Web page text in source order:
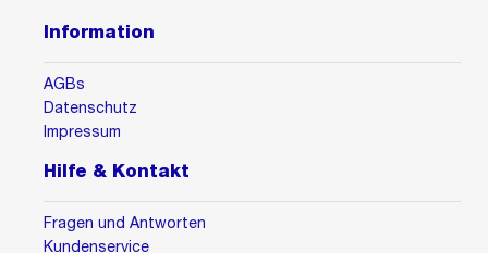
Information
AGBs
Datenschutz
Impressum
Hilfe & Kontakt
Fragen und Antworten
Kundenservice